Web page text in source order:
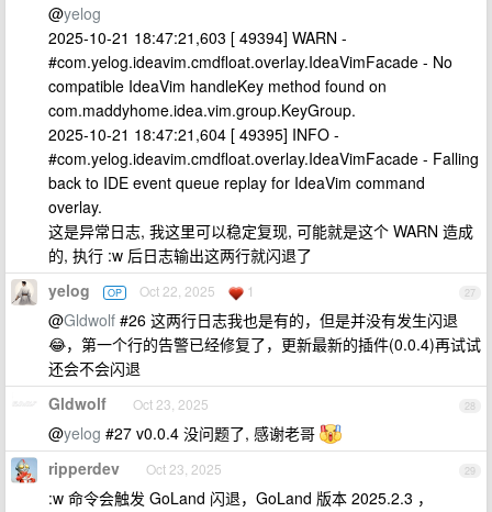
@yelog
2025-10-21 18:47:21,603 [ 49394] WARN -
#com.yelog.ideavim.cmdfloat.overlay.IdeaVimFacade - No
compatible IdeaVim handleKey method found on
com.maddyhome.idea.vim.group.KeyGroup.
2025-10-21 18:47:21,604 [ 49395] INFO -
#com.yelog.ideavim.cmdfloat.overlay.IdeaVimFacade - Falling
back to IDE event queue replay for IdeaVim command
overlay.
这是异常日志, 我这里可以稳定复现, 可能就是这个 WARN 造成
的, 执行 :w 后日志输出这两行就闪退了
27
yelog OP Oct 22, 2025 1
@Gldwolf #26 这两行日志我也是有的，但是并没有发生闪退
😂，第一个行的告警已经修复了，更新最新的插件(0.0.4)再试试
还会不会闪退
28
Gldwolf Oct 23, 2025
@yelog #27 v0.0.4 没问题了, 感谢老哥
29
ripperdev Oct 23, 2025
:w 命令会触发 GoLand 闪退，GoLand 版本 2025.2.3 ，